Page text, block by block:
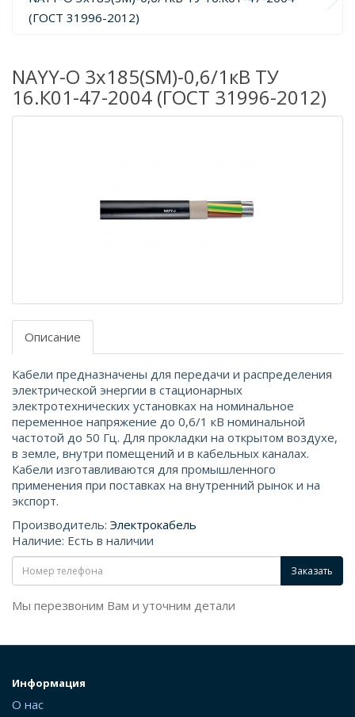
(ГОСТ 31996-2012)
NAYY-O 3х185(SM)-0,6/1кВ ТУ
16.К01-47-2004 (ГОСТ 31996-2012)
Описание
Кабели предназначены для передачи и распределения
электрической энергии в стационарных
электротехнических установках на номинальное
переменное напряжение до 0,6/1 кВ номинальной
частотой до 50 Гц. Для прокладки на открытом воздухе,
в земле, внутри помещений и в кабельных каналах.
Кабели изготавливаются для промышленного
применения при поставках на внутренний рынок и на
экспорт.
Производитель: Электрокабель
Наличие: Есть в наличии
Заказать
Мы перезвоним Вам и уточним детали
Информация
О нас